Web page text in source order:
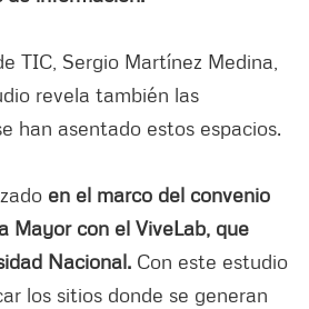
TIC, Sergio Martínez Medina,
revela también las
han asentado estos espacios.
en el marco del convenio
Mayor con el ViveLab, que
Nacional. Con este estudio
los sitios donde se generan